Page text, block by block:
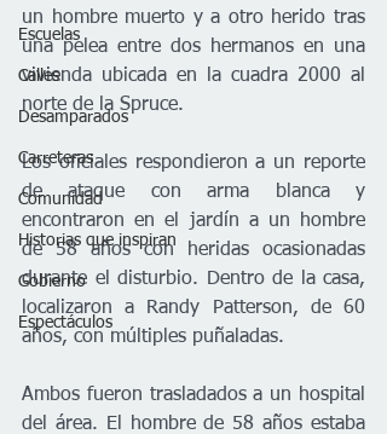
Escuelas
Calles
Desamparados
Carreteras
Comunidad
Historias que inspiran
Gobierno
Espectáculos
un hombre muerto y a otro herido tras
una pelea entre dos hermanos en una
vivienda ubicada en la cuadra 2000 al
norte de la Spruce.
Los oficiales respondieron a un reporte
de ataque con arma blanca y
encontraron en el jardín a un hombre
de 58 años con heridas ocasionadas
durante el disturbio. Dentro de la casa,
localizaron a Randy Patterson, de 60
años, con múltiples puñaladas.
Ambos fueron trasladados a un hospital
del área. El hombre de 58 años estaba